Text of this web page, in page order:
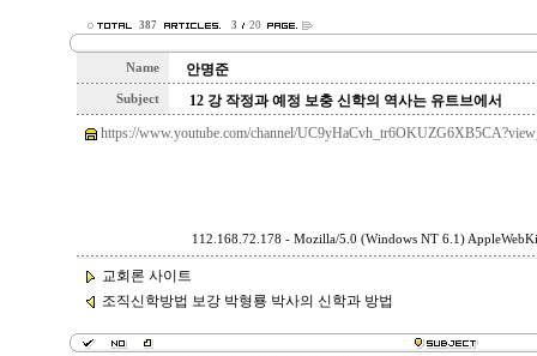
387 3 20
Name 안명준
Subject
12 강 작정과 예정 보충 신학의 역사는 유트브에서
https://www.youtube.com/channel/
112.168.72.178 - Mozilla/5.0 (Windows NT 6.1)
교회론 사이트
조직신학방법 보강 박형룡 박사의 신학과 방법